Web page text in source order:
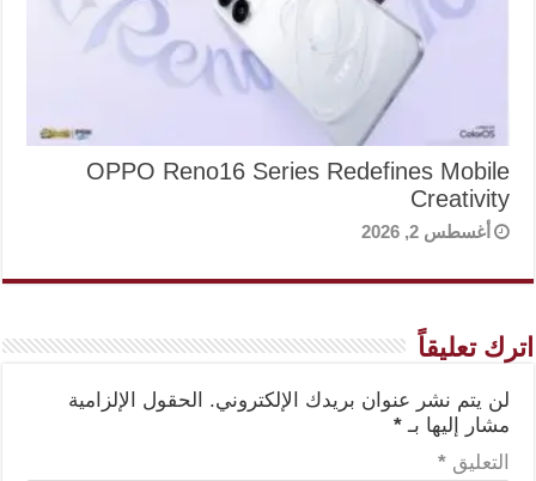
OPPO Reno16 Series Redefines Mobile
Creativity
أغسطس 2, 2026
اترك تعليقاً
لن يتم نشر عنوان بريدك الإلكتروني.
الحقول الإلزامية
مشار إليها بـ *
التعليق *